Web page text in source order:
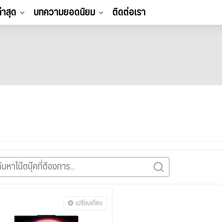
สุด บทความยอดนิยม ติดต่อเรา
เปรียบเทียบ